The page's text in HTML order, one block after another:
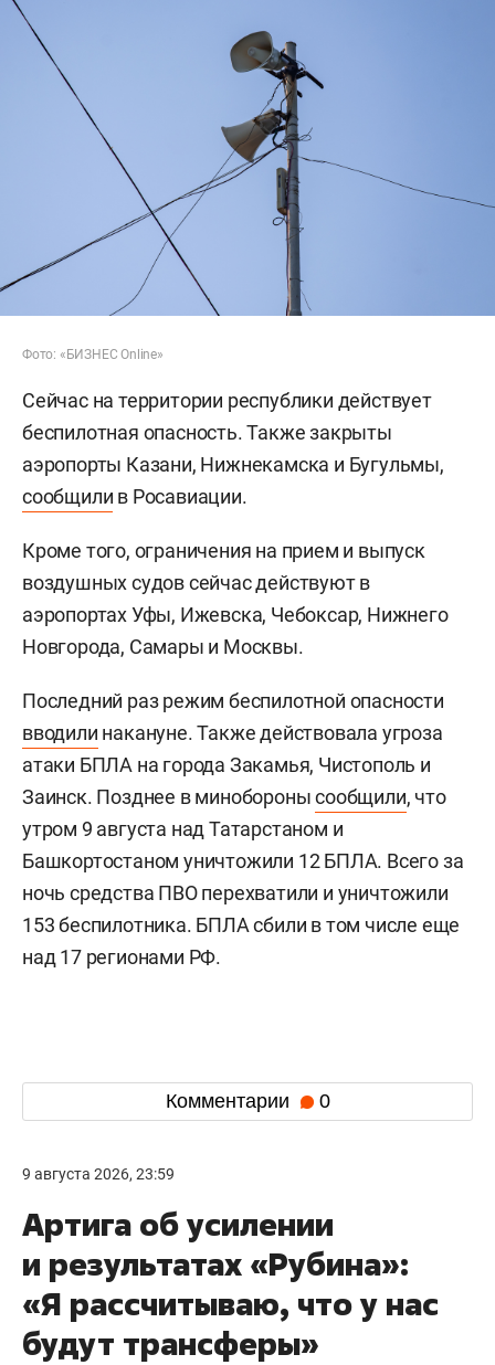
Фото: «БИЗНЕС Online»
Сейчас на территории республики действует
беспилотная опасность. Также закрыты
аэропорты Казани, Нижнекамска и Бугульмы,
сообщили в Росавиации.
Кроме того, ограничения на прием и выпуск
воздушных судов сейчас действуют в
аэропортах Уфы, Ижевска, Чебоксар, Нижнего
Новгорода, Самары и Москвы.
Последний раз режим беспилотной опасности
вводили накануне. Также действовала угроза
атаки БПЛА на города Закамья, Чистополь и
Заинск. Позднее в миноборонысообщили, что
утром 9 августа над Татарстаном и
Башкортостаном уничтожили 12 БПЛА. Всего за
ночь средства ПВО перехватили и уничтожили
153 беспилотника. БПЛА сбили в том числе еще
над 17 регионами РФ.
Комментарии 0
9 августа 2026, 23:59
Артига об усилении
и результатах «Рубина»:
«Я рассчитываю, что у нас
будут трансферы»